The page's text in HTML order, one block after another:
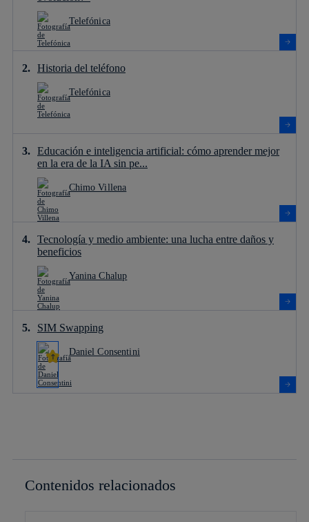
Telefónica
Historia del teléfono
Telefónica
Educación e inteligencia artificial: cómo aprender mejor
en la era de la IA sin pe...
Chimo Villena
Tecnología y medio ambiente: una lucha entre daños y
beneficios
Yanina Chalup
SIM Swapping
Daniel Consentini
Contenidos relacionados